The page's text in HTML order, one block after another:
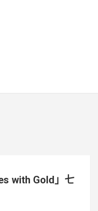
with Gold」七